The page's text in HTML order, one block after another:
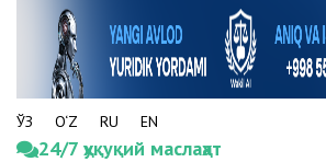
ЎЗ O‘Z RU EN
24/7 ҳуқуқий маслаҳат